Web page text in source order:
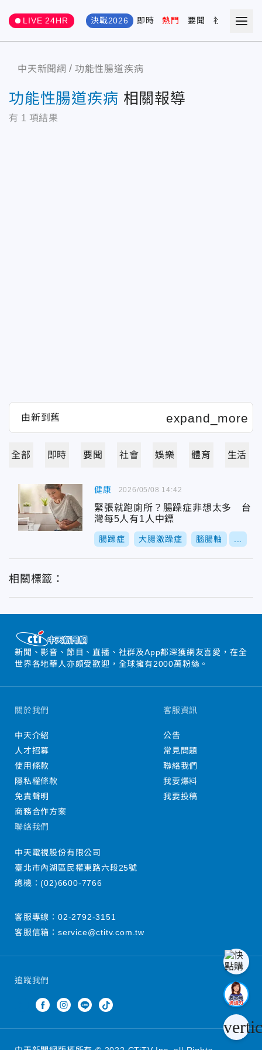
LIVE 24HR 決戰2026 即時 熱門 要聞 社會 娛樂
中天新聞網 功能性腸道疾病
功能性腸道疾病 相關報導
有 1 項結果
全部 即時 要聞 社會 娛樂 體育 生活
健康
緊張就跑廁所？腸躁症非想太多 台
灣每5人有1人中鏢
腸躁症 大腸激躁症 腦腸軸
2026/05/08 14:42
相關標籤：
新聞、影音、節目、直播、社群及App都深獲網友喜愛，在全
世界各地華人亦頗受歡迎，全球擁有2000萬粉絲。
追蹤我們
關於我們
中天介紹
人才招募
使用條款
隱私權條款
免責聲明
商務合作方案
客服資訊
公告
常見問題
聯絡我們
我要爆料
我要投稿
聯絡我們
中天電視股份有限公司
臺北市內湖區民權東路六段25號
總機：(02)6600-7766
客服專線： 02-2792-3151
客服信箱： service@ctitv.com.tw